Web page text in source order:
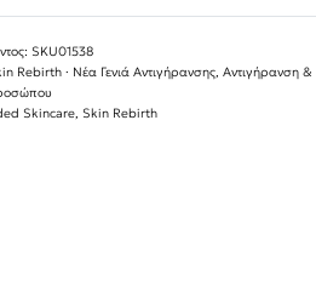
SKU01538
Rebirth · Νέα Γενιά Αντιγήρανσης, Αντιγήρανση &
Skincare, Skin Rebirth